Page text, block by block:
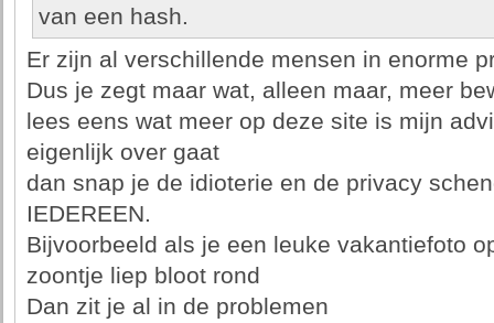
van een hash.
Er zijn al verschillende mensen in enorme
Dus je zegt maar wat, alleen maar, meer
lees eens wat meer op deze site is mijn
eigenlijk over gaat
dan snap je de idioterie en de privacy
IEDEREEN.
Bijvoorbeeld als je een leuke vakantiefoto
zoontje liep bloot rond
Dan zit je al in de problemen